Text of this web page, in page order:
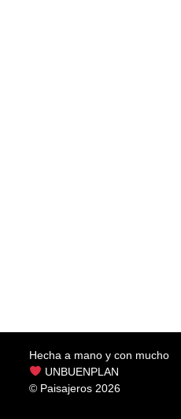
Hecha a mano y con mucho
UNBUENPLAN
© Paisajeros 2026